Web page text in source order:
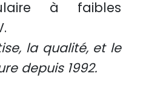
à faibles
la qualité, et le
depuis 1992.